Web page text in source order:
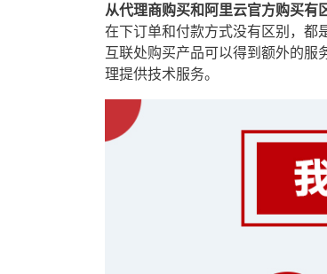
从代理商购买和阿里云官方购买有
在下订单和付款方式没有区别，都
互联处购买产品可以得到额外的服
理提供技术服务。